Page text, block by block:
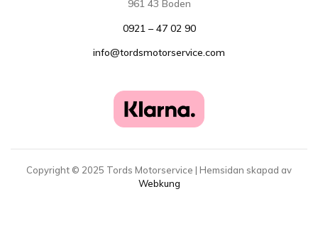
961 43 Boden
0921 – 47 02 90
info@tordsmotorservice.com
Copyright © 2025 Tords Motorservice | Hemsidan skapad av
Webkung